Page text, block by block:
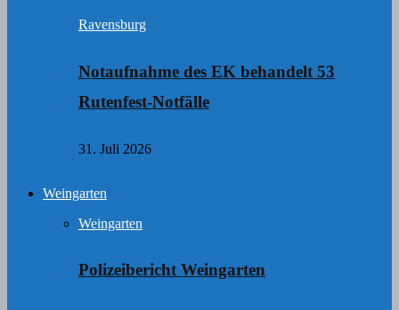
Ravensburg
Notaufnahme des EK behandelt 53
Rutenfest-Notfälle
31. Juli 2026
Weingarten
Weingarten
Polizeibericht Weingarten